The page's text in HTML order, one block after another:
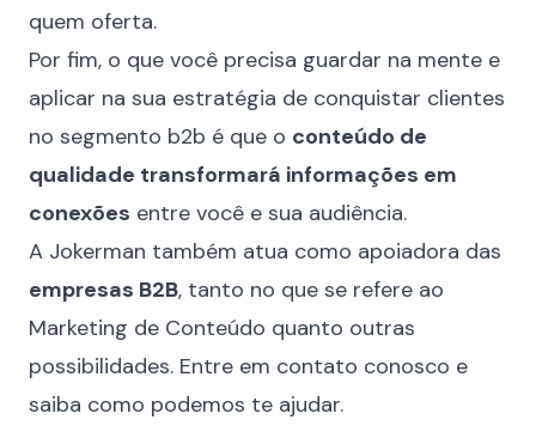
quem oferta.
Por fim, o que você precisa guardar na mente e
aplicar na sua estratégia de conquistar clientes
no segmento b2b é que o conteúdo de
qualidade transformará informações em
conexões entre você e sua audiência.
A Jokerman também atua como apoiadora das
empresas B2B, tanto no que se refere ao
Marketing de Conteúdo quanto outras
possibilidades. Entre em contato conosco e
saiba como podemos te ajudar.